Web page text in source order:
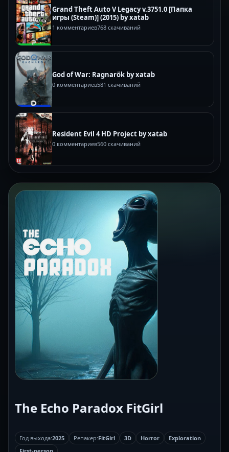
Grand Theft Auto V Legacy v.3751.0 [Папка
игры (Steam)] (2015) by xatab
1 комментариев768 скачиваний
God of War: Ragnarök by xatab
0 комментариев581 скачиваний
Resident Evil 4 HD Project by xatab
0 комментариев560 скачиваний
The Echo Paradox FitGirl
Год выхода:2025 Репакер:FitGirl 3D Horror
Exploration